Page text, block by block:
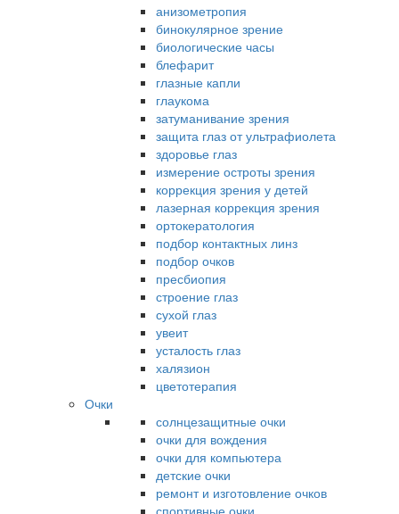
анизометропия
бинокулярное зрение
биологические часы
блефарит
глазные капли
глаукома
затуманивание зрения
защита глаз от ультрафиолета
здоровье глаз
измерение остроты зрения
коррекция зрения у детей
лазерная коррекция зрения
ортокератология
подбор контактных линз
подбор очков
пресбиопия
строение глаз
сухой глаз
увеит
усталость глаз
халязион
цветотерапия
Очки
солнцезащитные очки
очки для вождения
очки для компьютера
детские очки
ремонт и изготовление очков